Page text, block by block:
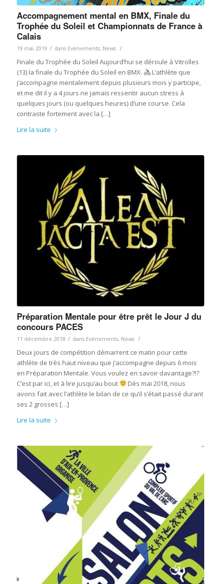
Accompagnement mental en BMX, Finale du
Trophée du Soleil et Championnats de France à
Calais
19 mai 2019 / dans Evènements, News /
Finale du Trophée du Soleil Aujourd’hui se déroule à Vitrolles
(13) la finale du Trophée du Soleil en BMX.
L’athlète que
j’accompagne mentalement depuis plusieurs mois y participe,
et me dit il y a 4 jours ne jamais ressentir aucun stress à
quelques jours (ou quelques heures) d’une course. Cela
contraste fortement avec la […]
Lire la suite
Préparation Mentale pour être prêt le Jour J du
concours PACES
11 décembre 2018 / dans Evènements, News /
Deux jours de compétition démarrent ce matin pour cette
athlète de très haut niveau que j’accompagne depuis 6 mois
en Préparation Mentale. Vous voulez en savoir davantage?!?
C’est par ici, et à lire jusqu’au bout
Dès mai 2018, nous
avons fait avec l’athlète le bilan de ce qu’il s’était passé durant
ses 2 grosses […]
Lire la suite